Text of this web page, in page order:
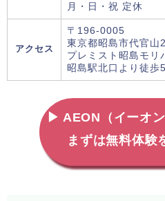
月・日・祝 定休
アクセス
〒196-0005
東京都昭島市代官山
プレミスト昭島モ
昭島駅北口より徒歩
▶ AEON（イーオ
まずは無料体験